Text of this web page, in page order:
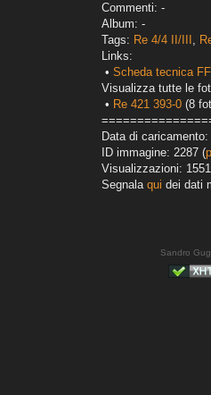
Commenti: -
Album: -
Tags: Re 4/4 II/III ,
Links:
• Scheda tecnica
Visualizza tutte le
• Re 421 393-0 (8
Data di
ID immagine: 2287 (
Visualizzazioni: 1551
Segnala qui dei dati
Sandro